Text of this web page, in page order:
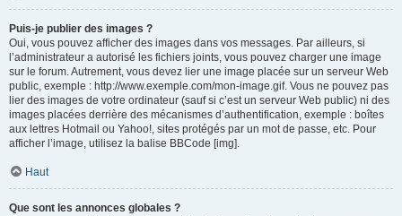
Puis-je publier des images ?
Oui, vous pouvez afficher des images dans vos messages. Par ailleurs, si
l’administrateur a autorisé les fichiers joints, vous pouvez charger une image
sur le forum. Autrement, vous devez lier une image placée sur un serveur Web
public, exemple : http://www.exemple.com/mon-image.gif. Vous ne pouvez pas
lier des images de votre ordinateur (sauf si c’est un serveur Web public) ni des
images placées derrière des mécanismes d’authentification, exemple : boîtes
aux lettres Hotmail ou Yahoo!, sites protégés par un mot de passe, etc. Pour
afficher l’image, utilisez la balise BBCode [img].
Haut
Que sont les annonces globales ?